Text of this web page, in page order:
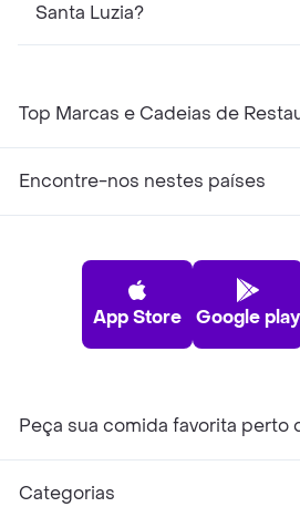
Santa Luzia?
Top Marcas e Cadeias de
Encontre-nos nestes países
App Store Google play
Peça sua comida favorita perto
Categorias